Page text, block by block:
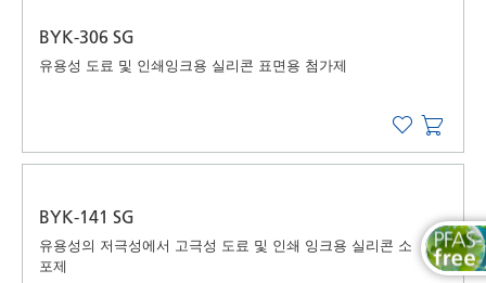
BYK-306 SG
유용성 도료 및 인쇄잉크용 실리콘 표면용 첨가제
BYK-141 SG
유용성의 저극성에서 고극성 도료 및 인쇄 잉크용 실리콘 소
포제